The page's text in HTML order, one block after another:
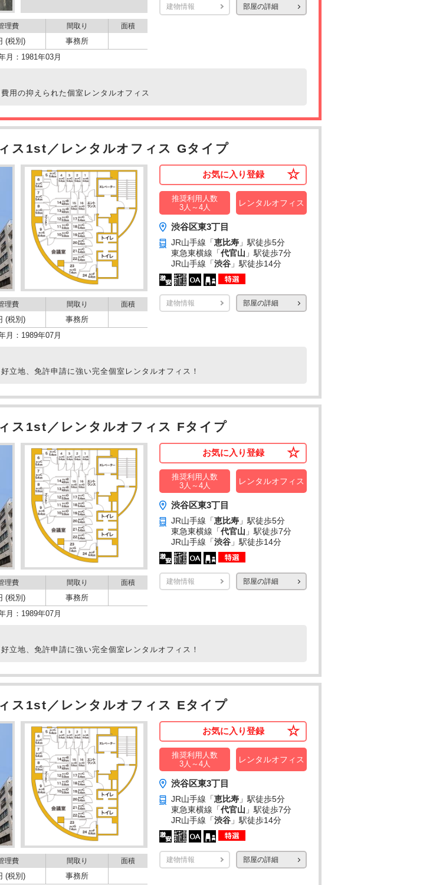
理費 間取り 面積
(税別)
事務所
月：1981年03月
建物情報 部屋の詳細
用の抑えられた個室レンタルオフィス
ス1st／レンタルオフィス Gタイプ
理費 間取り 面積
(税別)
事務所
月：1989年07月
お気に入り登録
推奨利用人数
3人～4人
レンタルオフィス
渋谷区東3丁目
JR山手線「恵比寿 」駅徒歩5分
東急東横線「代官山 」駅徒歩7分
JR山手線「渋谷 」駅徒歩14分
建物情報 部屋の詳細
立地、免許申請に強い完全個室レンタルオフィス！
ス1st／レンタルオフィス Fタイプ
理費 間取り 面積
(税別)
事務所
月：1989年07月
お気に入り登録
推奨利用人数
3人～4人
レンタルオフィス
渋谷区東3丁目
JR山手線「恵比寿 」駅徒歩5分
東急東横線「代官山 」駅徒歩7分
JR山手線「渋谷 」駅徒歩14分
建物情報 部屋の詳細
立地、免許申請に強い完全個室レンタルオフィス！
ス1st／レンタルオフィス Eタイプ
理費 間取り 面積
(税別)
事務所
お気に入り登録
推奨利用人数
3人～4人
レンタルオフィス
渋谷区東3丁目
JR山手線「恵比寿 」駅徒歩5分
東急東横線「代官山 」駅徒歩7分
JR山手線「渋谷 」駅徒歩14分
建物情報 部屋の詳細